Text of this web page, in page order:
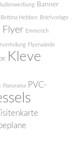
Banner
Bettina Hebben Briefvorlage
Flyer Emmerich
Flyerwände
Kleve
Panorama PVC-